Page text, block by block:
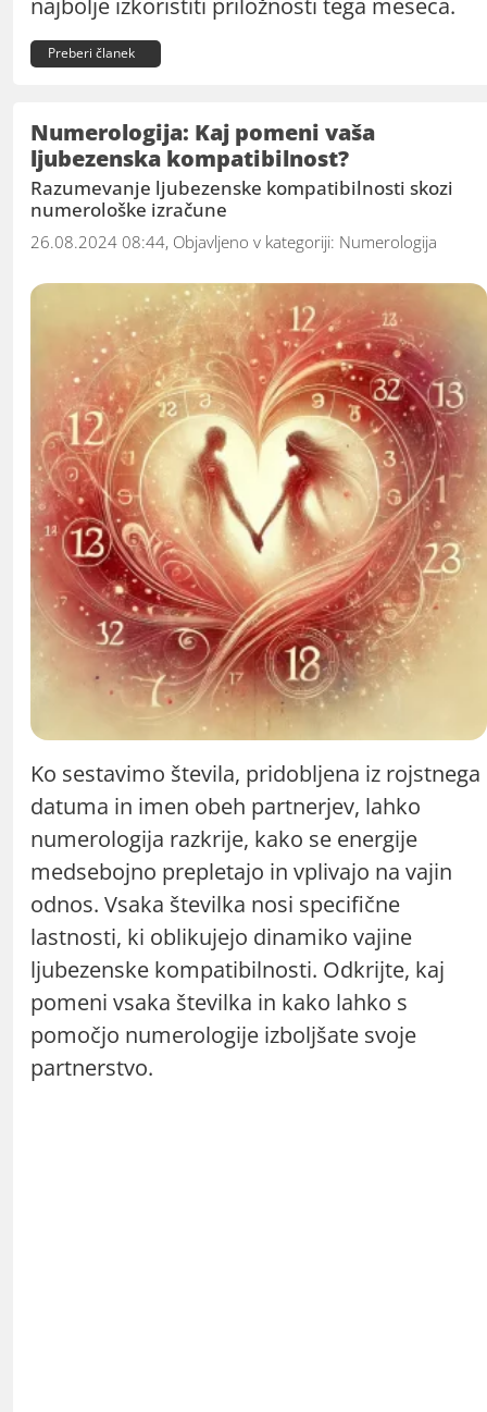
najbolje izkoristiti priložnosti tega meseca.
Preberi članek
Numerologija: Kaj pomeni vaša
ljubezenska kompatibilnost?
Razumevanje ljubezenske kompatibilnosti skozi
numerološke izračune
26.08.2024 08:44, Objavljeno v kategoriji: Numerologija
Ko sestavimo števila, pridobljena iz rojstnega
datuma in imen obeh partnerjev, lahko
numerologija razkrije, kako se energije
medsebojno prepletajo in vplivajo na vajin
odnos. Vsaka številka nosi specifične
lastnosti, ki oblikujejo dinamiko vajine
ljubezenske kompatibilnosti. Odkrijte, kaj
pomeni vsaka številka in kako lahko s
pomočjo numerologije izboljšate svoje
partnerstvo.